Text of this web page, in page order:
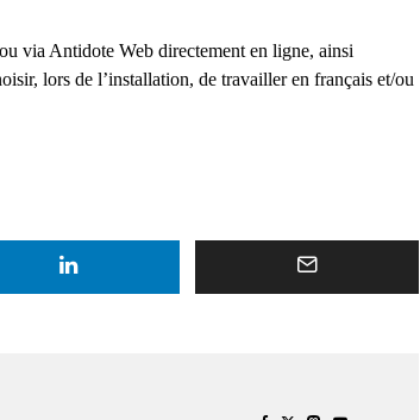
via Antidote Web directement en ligne, ainsi
lors de l’installation, de travailler en français et/ou